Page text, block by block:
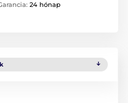
24 hónap